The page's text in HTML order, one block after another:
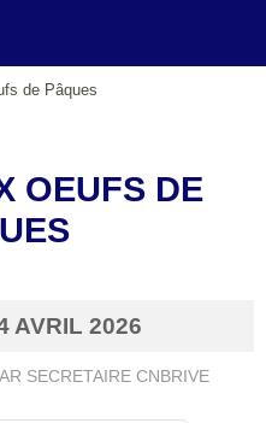
de Pâques
OEUFS DE
AVRIL 2026
SECRETAIRE CNBRIVE